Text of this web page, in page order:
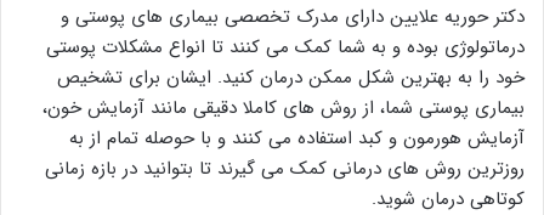
دکتر حوریه علایین دارای مدرک تخصصی بیماری های پوستی و
درماتولوژی بوده و به شما کمک می کنند تا انواع مشکلات پوستی
خود را به بهترین شکل ممکن درمان کنید. ایشان برای تشخیص
بیماری پوستی شما، از روش های کاملا دقیقی مانند آزمایش خون،
آزمایش هورمون و کبد استفاده می کنند و با حوصله تمام از به
روزترین روش های درمانی کمک می گیرند تا بتوانید در بازه زمانی
کوتاهی درمان شوید.